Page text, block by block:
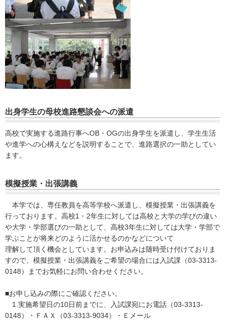
出身学生の母校進路懇談会への派遣
高校で実施する進路行事へOB・OGの出身学生を派遣し、学生生活
や進学への心構えなどを説明することで、進路選択の一助としてい
ます。
模擬授業・出張講義
本学では、専任教員を高等学校へ派遣し、模擬授業・出張講義を
行っております。高校1・2年生に対しては高校と大学の学びの違い
や大学・学部選びの一助として、高校3年生に対しては大学・学部で
学ぶことが将来どのように活かせるのかなどについて
理解して頂く機会としています。お申込みは随時受け付けておりま
すので、模擬授業・出張講義をご希望の場合には入試課（03-3313-
0148）までお気軽にお問い合わせください。
■お申し込みの際にご確認ください。
1.実施希望日の10日前までに、入試課宛にお電話（03-3313-
0148）・ＦＡＸ（03-3313-9034）・Ｅメール